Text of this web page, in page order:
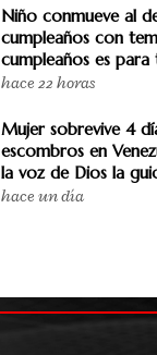
Niño conmueve al
cumpleaños con
cumpleaños es para
hace 22 horas
Mujer sobrevive 4
escombros en
la voz de Dios la
hace un día